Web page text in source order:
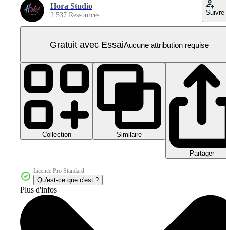
Hora Studio
2 537 Ressources Suivre
Gratuit avec EssaiAucune attribution requise
Collection Similaire
Partager
Licence Pro Standard
Qu'est-ce que c'est ?
Plus d'infos